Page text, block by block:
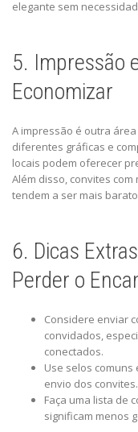
elegante sem
5. Impressão
Economizar
A impressão é outra
diferentes gráficas e
locais podem oferecer
Além disso, convites
tendem a ser mais
6. Dicas
Perder o
Considere enviar
convidados,
conectados.
Use selos
envio dos convites.
Faça uma lista de
significam menos